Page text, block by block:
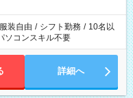
合計で週40時間を超える場
服装自由 / シフト勤務 / 10名以
ソコンスキル不要
詳細へ